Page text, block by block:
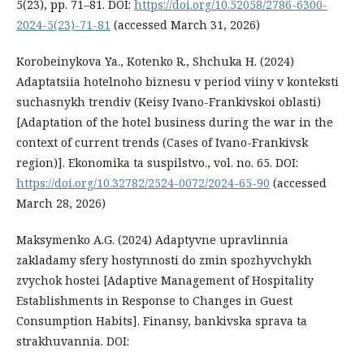
5(23), рр. 71–81. DOI: https://doi.org/10.52058/2786-6300-
2024-5(23)-71-81 (accessed March 31, 2026)
Korobeinykova Ya., Kotenko R., Shchuka H. (2024)
Adaptatsiia hotelnoho biznesu v period viiny v konteksti
suchasnykh trendiv (Keisy Ivano-Frankivskoi oblasti)
[Adaptation of the hotel business during the war in the
context of current trends (Cases of Ivano-Frankivsk
region)]. Ekonomika ta suspilstvo., vol. no. 65. DOI:
https://doi.org/10.32782/2524-0072/2024-65-90 (accessed
March 28, 2026)
Maksymenko A.G. (2024) Adaptyvne upravlinnia
zakladamy sfery hostynnosti do zmin spozhyvchykh
zvychok hostei [Adaptive Management of Hospitality
Establishments in Response to Changes in Guest
Consumption Habits]. Finansy, bankivska sprava ta
strakhuvannia. DOI: